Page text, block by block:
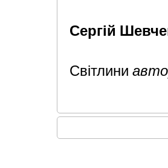
Сергій
Світлини